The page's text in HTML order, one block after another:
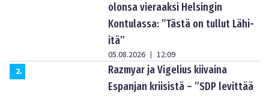
olonsa vieraaksi Helsingin
Kontulassa: ”Tästä on tullut Lähi-
itä”
05.08.2026 | 12:09
2.
Razmyar ja Vigelius kiivaina
Espanjan kriisistä – ”SDP levittää